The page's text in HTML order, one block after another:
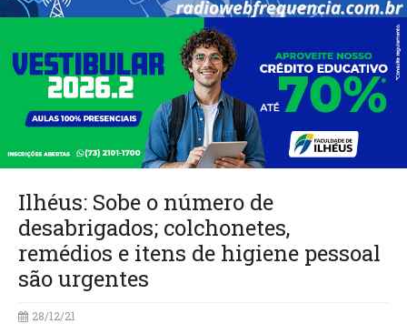
Ilhéus: Sobe o número de
desabrigados; colchonetes,
remédios e itens de higiene pessoal
são urgentes
28/12/21